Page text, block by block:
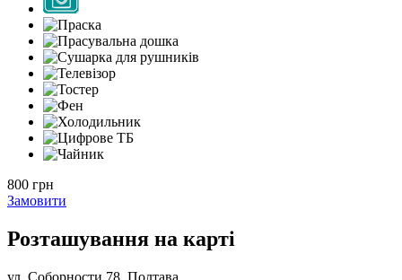
800 грн
Замовити
Розташування на карті